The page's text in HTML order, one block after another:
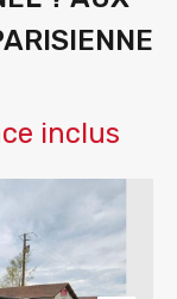
inclus